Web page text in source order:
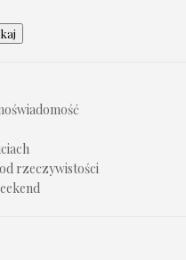
rzeczywistości